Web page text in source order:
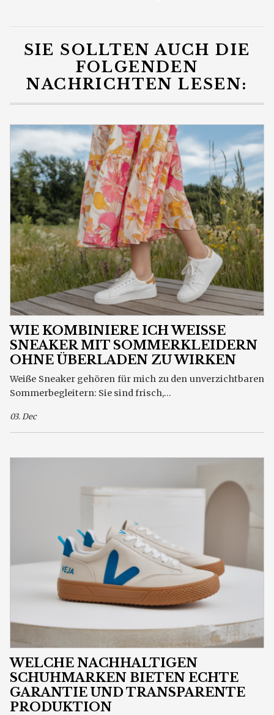
SIE SOLLTEN AUCH DIE
FOLGENDEN
NACHRICHTEN LESEN:
WIE KOMBINIERE ICH WEISSE S
NEAKER MIT SOMMERKLEIDERN O
HNE ÜBERLADEN ZU WIRKEN
Weiße Sneaker gehören für mich zu den unverzichtbaren
Sommerbegleitern: Sie sind frisch,...
03. Dec
WELCHE NACHHALTIGEN
SCHUHMARKEN BIETEN ECHTE
GARANTIE UND TRANSPARENTE
PRODUKTION